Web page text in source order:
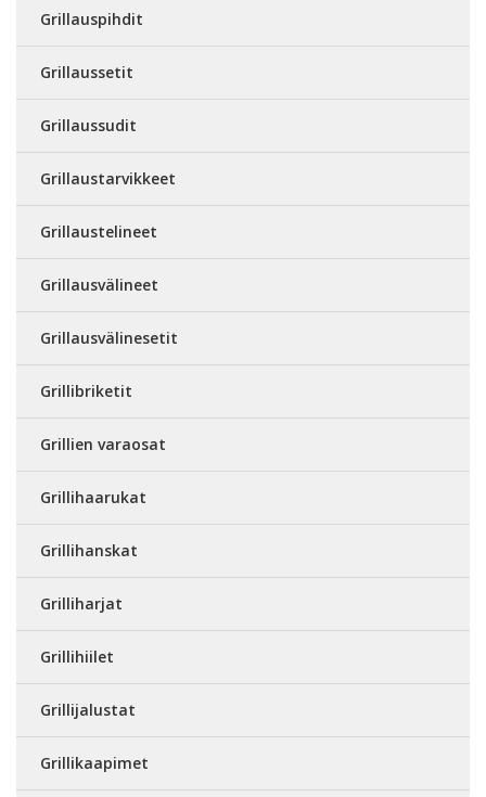
Grillauspihdit
Grillaussetit
Grillaussudit
Grillaustarvikkeet
Grillaustelineet
Grillausvälineet
Grillausvälinesetit
Grillibriketit
Grillien varaosat
Grillihaarukat
Grillihanskat
Grilliharjat
Grillihiilet
Grillijalustat
Grillikaapimet